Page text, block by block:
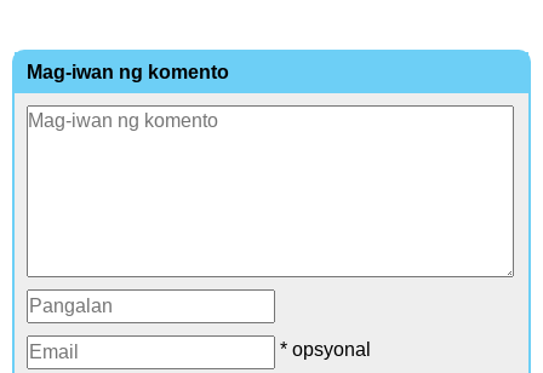
Mag-iwan ng komento
* opsyonal